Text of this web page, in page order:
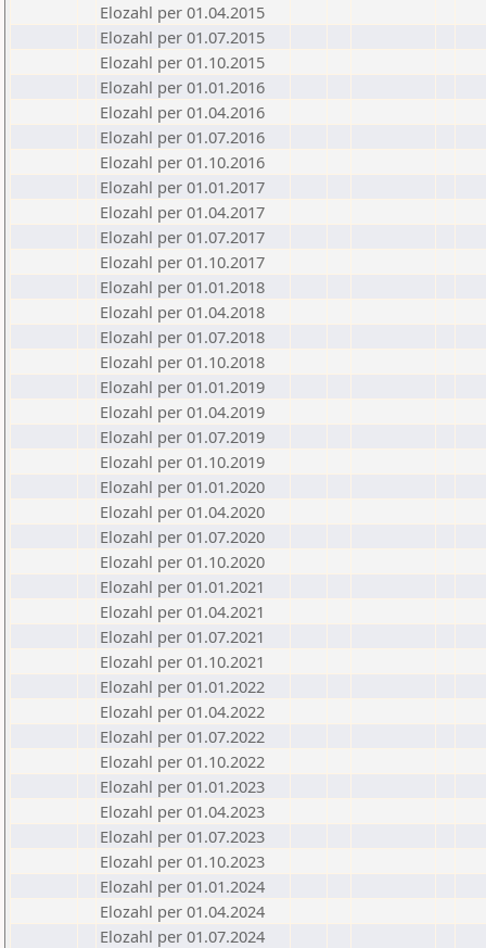
Elozahl per 01.04.2015
Elozahl per 01.07.2015
Elozahl per 01.10.2015
Elozahl per 01.01.2016
Elozahl per 01.04.2016
Elozahl per 01.07.2016
Elozahl per 01.10.2016
Elozahl per 01.01.2017
Elozahl per 01.04.2017
Elozahl per 01.07.2017
Elozahl per 01.10.2017
Elozahl per 01.01.2018
Elozahl per 01.04.2018
Elozahl per 01.07.2018
Elozahl per 01.10.2018
Elozahl per 01.01.2019
Elozahl per 01.04.2019
Elozahl per 01.07.2019
Elozahl per 01.10.2019
Elozahl per 01.01.2020
Elozahl per 01.04.2020
Elozahl per 01.07.2020
Elozahl per 01.10.2020
Elozahl per 01.01.2021
Elozahl per 01.04.2021
Elozahl per 01.07.2021
Elozahl per 01.10.2021
Elozahl per 01.01.2022
Elozahl per 01.04.2022
Elozahl per 01.07.2022
Elozahl per 01.10.2022
Elozahl per 01.01.2023
Elozahl per 01.04.2023
Elozahl per 01.07.2023
Elozahl per 01.10.2023
Elozahl per 01.01.2024
Elozahl per 01.04.2024
Elozahl per 01.07.2024